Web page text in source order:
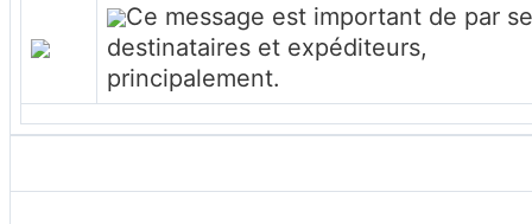
Ce message est important de par
destinataires et expéditeurs,
principalement.